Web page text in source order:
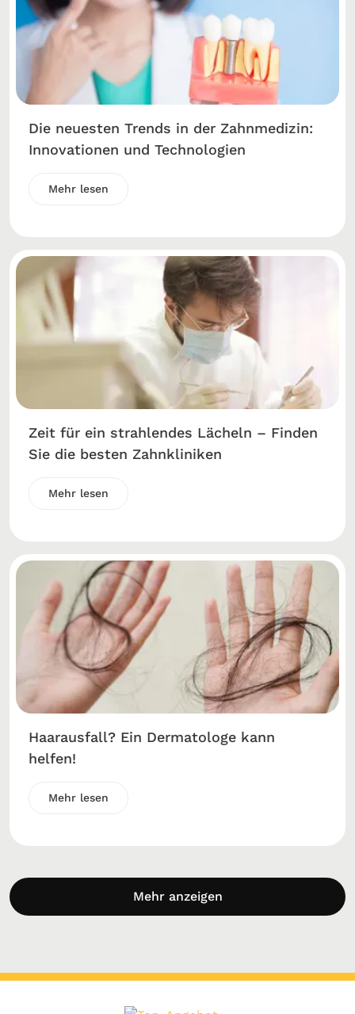
Die neuesten Trends in der Zahnmedizin:
Innovationen und Technologien
Mehr lesen
Zeit für ein strahlendes Lächeln – Finden
Sie die besten Zahnkliniken
Mehr lesen
Haarausfall? Ein Dermatologe kann
helfen!
Mehr lesen
Mehr anzeigen